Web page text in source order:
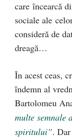
care încearcă
sociale ale
consideră de
dreagă…
În acest ceas,
îndemn al
Bartolomeu
multe semnale
spiritului”.